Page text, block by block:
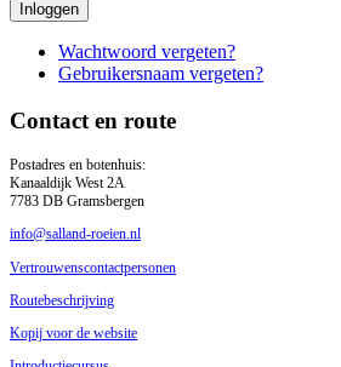
Inloggen
Wachtwoord vergeten?
Gebruikersnaam vergeten?
Contact en route
Postadres en botenhuis:
Kanaaldijk West 2A
7783 DB Gramsbergen
info@salland-roeien.nl
Vertrouwenscontactpersonen
Routebeschrijving
Kopij voor de website